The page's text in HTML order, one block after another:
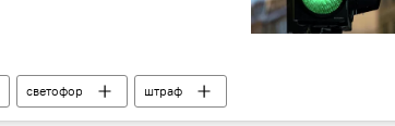
светофор штраф